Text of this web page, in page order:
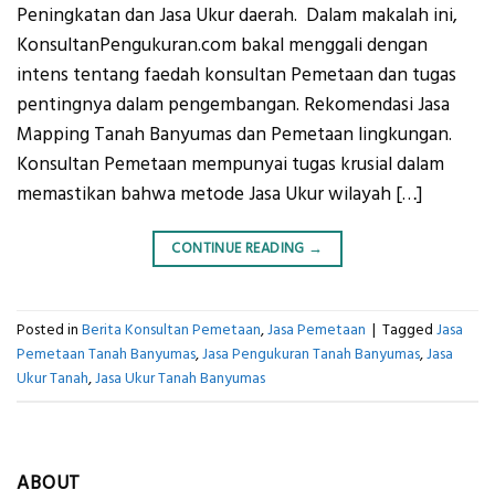
Peningkatan dan Jasa Ukur daerah. Dalam makalah ini,
KonsultanPengukuran.com bakal menggali dengan
intens tentang faedah konsultan Pemetaan dan tugas
pentingnya dalam pengembangan. Rekomendasi Jasa
Mapping Tanah Banyumas dan Pemetaan lingkungan.
Konsultan Pemetaan mempunyai tugas krusial dalam
memastikan bahwa metode Jasa Ukur wilayah […]
CONTINUE READING →
Posted in Berita Konsultan Pemetaan,Jasa Pemetaan | Tagged Jasa
Pemetaan Tanah Banyumas,Jasa Pengukuran Tanah Banyumas,Jasa
Ukur Tanah,Jasa Ukur Tanah Banyumas
ABOUT